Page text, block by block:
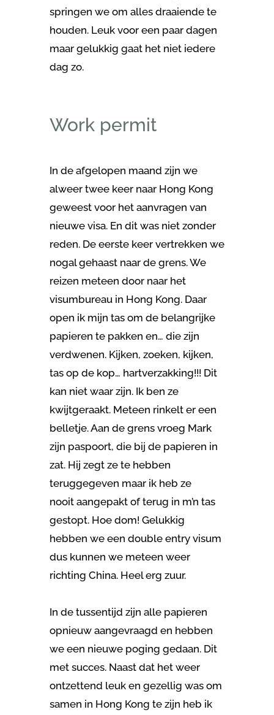
springen we om alles draaiende te
houden. Leuk voor een paar dagen
maar gelukkig gaat het niet iedere
dag zo.
Work permit
In de afgelopen maand zijn we
alweer twee keer naar Hong Kong
geweest voor het aanvragen van
nieuwe visa. En dit was niet zonder
reden. De eerste keer vertrekken we
nogal gehaast naar de grens. We
reizen meteen door naar het
visumbureau in Hong Kong. Daar
open ik mijn tas om de belangrijke
papieren te pakken en… die zijn
verdwenen. Kijken, zoeken, kijken,
tas op de kop… hartverzakking!!! Dit
kan niet waar zijn. Ik ben ze
kwijtgeraakt. Meteen rinkelt er een
belletje. Aan de grens vroeg Mark
zijn paspoort, die bij de papieren in
zat. Hij zegt ze te hebben
teruggegeven maar ik heb ze
nooit aangepakt of terug in m’n tas
gestopt. Hoe dom! Gelukkig
hebben we een double entry visum
dus kunnen we meteen weer
richting China. Heel erg zuur.
In de tussentijd zijn alle papieren
opnieuw aangevraagd en hebben
we een nieuwe poging gedaan. Dit
met succes. Naast dat het weer
ontzettend leuk en gezellig was om
samen in Hong Kong te zijn heb ik